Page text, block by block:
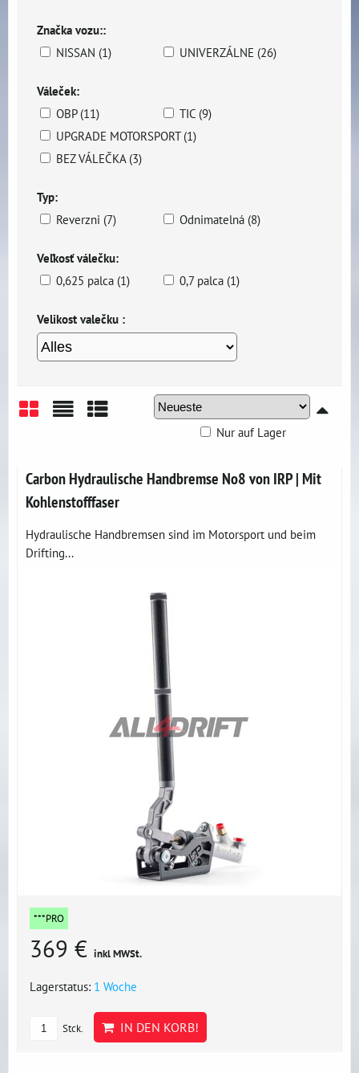
Značka vozu::
NISSAN (1)
UNIVERZÁLNE (26)
Váleček:
OBP (11)
TIC (9)
UPGRADE MOTORSPORT (1)
BEZ VÁLEČKA (3)
Typ:
Reverzni (7)
Odnimatelná (8)
Veľkosť válečku:
0,625 palca (1)
0,7 palca (1)
Velikost valečku :
Nur auf Lager
Carbon Hydraulische Handbremse No8 von IRP | Mit
Kohlenstofffaser
Hydraulische Handbremsen sind im Motorsport und beim
Drifting...
***PRO
369 € inkl MWSt.
Lagerstatus: 1 Woche
Stck. IN DEN KORB!